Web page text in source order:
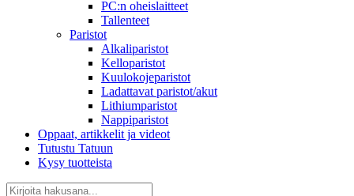
PC:n oheislaitteet
Tallenteet
Paristot
Alkaliparistot
Kelloparistot
Kuulokojeparistot
Ladattavat paristot/akut
Lithiumparistot
Nappiparistot
Oppaat, artikkelit ja videot
Tutustu Tatuun
Kysy tuotteista